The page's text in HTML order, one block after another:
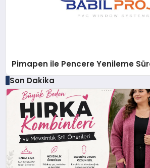
Pimapen ile Pencere Yenileme
Son Dakika